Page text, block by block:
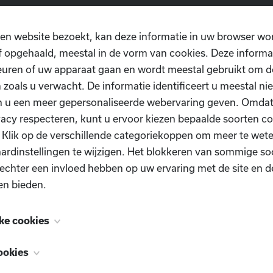
kies een naam en schrijf in. Op naar een gezellige
er zijn voldoende drank en versnaperingen om de
2024 is volzet. Als u op de reserve lijst wil inschrijven
website bezoekt, kan deze informatie in uw browser
opgehaald, meestal in de vorm van cookies. Deze
of uw apparaat gaan en wordt meestal gebruikt om
zoals u verwacht. De informatie identificeert u meestal
u een meer gepersonaliseerde webervaring geven.
respecteren, kunt u ervoor kiezen bepaalde soorten
op de verschillende categoriekoppen om meer te
te wijzigen. Het blokkeren van sommige
een invloed hebben op uw ervaring met de site en
bieden.
cookies
zijn noodzakelijk voor het functioneren van de website
Ze worden meestal alleen ingesteld als reactie